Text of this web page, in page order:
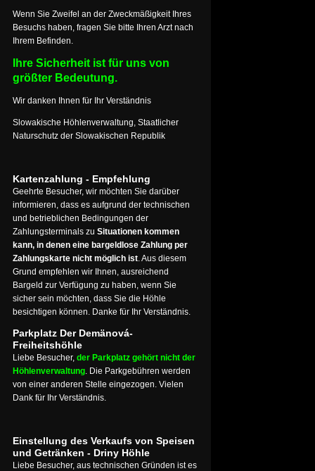
Wenn Sie Zweifel an der Zweckmäßigkeit Ihres
Besuchs haben, fragen Sie bitte Ihren Arzt nach
Ihrem Befinden.
Ihre Sicherheit ist für uns von
größter Bedeutung.
Wir danken Ihnen für Ihr Verständnis
Slowakische Höhlenverwaltung, Staatlicher
Naturschutz der Slowakischen Republik
Kartenzahlung - Empfehlung
Geehrte Besucher, wir möchten Sie darüber
informieren, dass es aufgrund der technischen
und betrieblichen Bedingungen der
Zahlungsterminals zu Situationen kommen
kann, in denen eine bargeldlose Zahlung per
Zahlungskarte nicht möglich ist. Aus diesem
Grund empfehlen wir Ihnen, ausreichend
Bargeld zur Verfügung zu haben, wenn Sie
sicher sein möchten, dass Sie die Höhle
besichtigen können. Danke für Ihr Verständnis.
Parkplatz Der Demänová-
Freiheitshöhle
Liebe Besucher, der Parkplatz gehört nicht der
Höhlenverwaltung. Die Parkgebühren werden
von einer anderen Stelle eingezogen. Vielen
Dank für Ihr Verständnis.
Einstellung des Verkaufs von Speisen
und Getränken - Driny Höhle
Liebe Besucher, aus technischen Gründen ist es